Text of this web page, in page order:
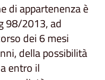
di appartenenza è
98/2013, ad
dei 6 mesi
della possibilità
entro il